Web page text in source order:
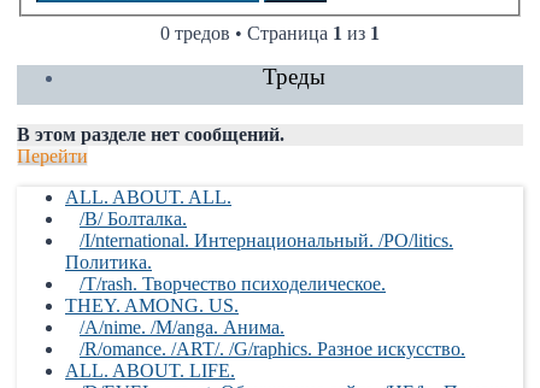
0 тредов • Страница 1 из 1
Треды
В этом разделе нет сообщений.
Перейти
ALL. ABOUT. ALL.
/B/ Болталка.
/I/nternational. Интернациональный. /PO/litics.
Политика.
/T/rash. Творчество психоделическое.
THEY. AMONG. US.
/A/nime. /M/anga. Анима.
/R/omance. /ART/. /G/raphics. Разное искусство.
ALL. ABOUT. LIFE.